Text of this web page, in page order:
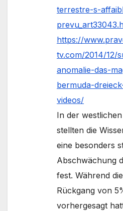
terrestre-s-
https://
tv.com/2014/12/
anomalie-das-
bermuda-
videos/
In der
stellten die
eine besonders
Abschwächung
fest. Während
Rückgang von
vorhergesagt